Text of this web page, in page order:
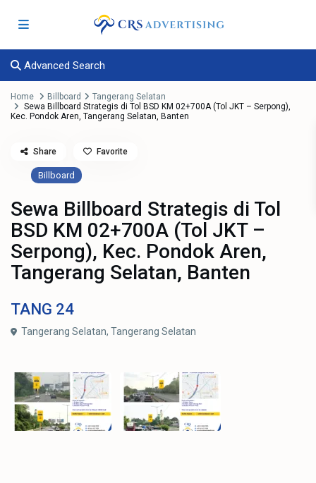
Advanced Search
Home Billboard
Tangerang Selatan
Sewa Billboard Strategis di Tol BSD KM 02+700A (Tol JKT – Serpong),
Kec. Pondok Aren, Tangerang Selatan, Banten
Billboard
Sewa Billboard Strategis di Tol
BSD KM 02+700A (Tol JKT –
Serpong), Kec. Pondok Aren,
Tangerang Selatan, Banten
TANG 24
Tangerang Selatan,Tangerang Selatan
Share Favorite